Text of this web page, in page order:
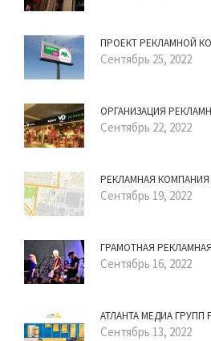
ПРОЕКТ РЕКЛАМНОЙ
Сентябрь 25, 2022
ОРГАНИЗАЦИЯ
Сентябрь 22, 2022
РЕКЛАМНАЯ
Сентябрь 19, 2022
ГРАМОТНАЯ
Сентябрь 16, 2022
АТЛАНТА МЕДИА
Сентябрь 13, 2022